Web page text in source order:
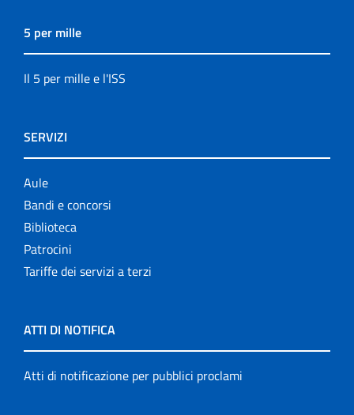
5 per mille
Il 5 per mille e l'ISS
SERVIZI
Aule
Bandi e concorsi
Biblioteca
Patrocini
Tariffe dei servizi a terzi
ATTI DI NOTIFICA
Atti di notificazione per pubblici proclami